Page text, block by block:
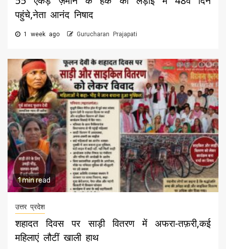
पहुंचे,नेता आनंद निषाद
1 week ago Gurucharan Prajapati
1 min read
उत्तर प्रदेश
शहादत दिवस पर साड़ी वितरण में अफरा-तफ़री,कई
महिलाएं लौटीं खाली हाथ